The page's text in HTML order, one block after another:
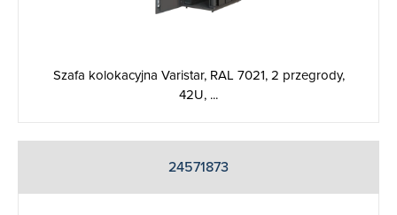
Szafa kolokacyjna Varistar, RAL 7021, 2 przegrody,
42U, ...
24571873